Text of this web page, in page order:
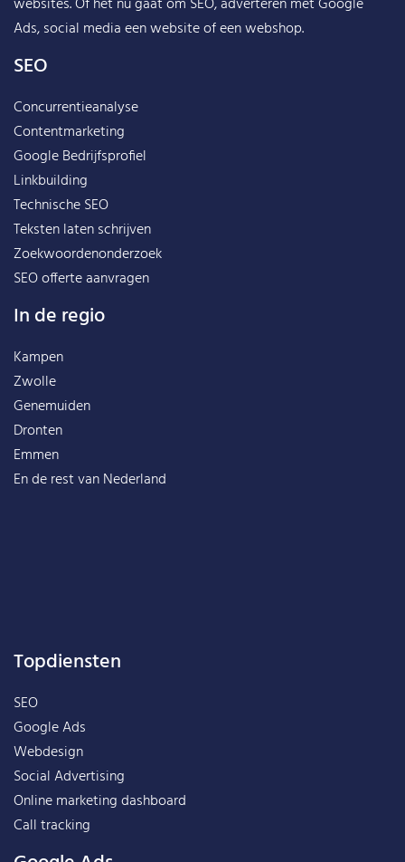
Ads, social media een website of een webshop.
SEO
Concurrentieanalyse
Contentmarketing
Google Bedrijfsprofiel
Linkbuilding
Technische SEO
Teksten laten schrijven
Zoekwoordenonderzoek
SEO offerte aanvragen
In de regio
Kampen
Zwolle
Genemuiden
Dronten
Emmen
En de rest vanNederland
Topdiensten
SEO
Google Ads
Webdesign
Social Advertising
Online marketing dashboard
Call tracking